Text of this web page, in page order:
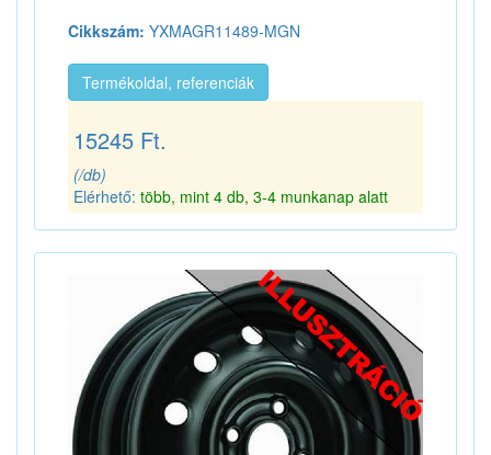
Cikkszám: YXMAGR11489-MGN
Termékoldal, referenciák
15245 Ft.
(/db)
Elérhető: több, mint 4 db, 3-4 munkanap alatt